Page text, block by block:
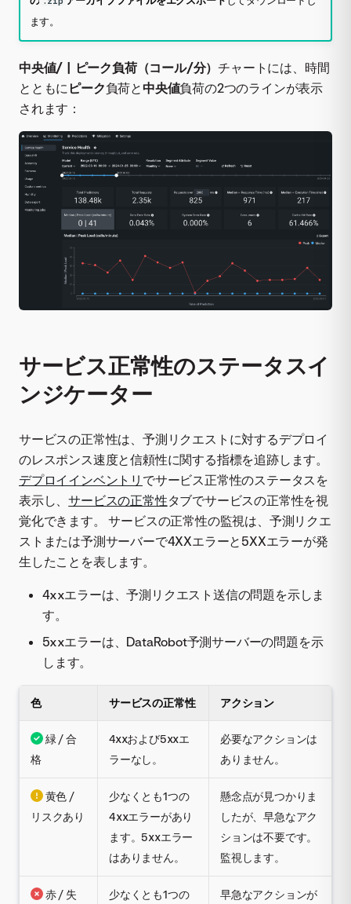
ます。
中央値/ | ピーク負荷（コール/分）チャートには、時間
とともに ピーク負荷と中央値負荷の2つのラインが表示
されます：
サービス正常性のステータスイ
ンジケーター
サービスの正常性は、予測リクエストに対するデプロイ
のレスポンス速度と信頼性に関する指標を追跡します。
デプロイインベントリ でサービス正常性のステータスを
表示し、サービスの正常性タブでサービスの正常性を視
覚化できます。 サービスの正常性の監視は、予測リクエ
ストまたは予測サーバーで4XXエラーと5XXエラーが発
生したことを表します。
4xxエラーは、予測リクエスト送信の問題を示しま
す。
5xxエラーは、DataRobot予測サーバーの問題を示
します。
色 サービスの正常性 アクション
緑 / 合
格
4xxおよび5xxエ
ラーなし。
必要なアクションは
ありません。
黄色 /
リスクあり
少なくとも1つの
4xxエラーがあり
ます。5xxエラー
はありません。
懸念点が見つかりま
したが、早急なアク
ションは不要です。
監視します。
赤 / 失 少なくとも1つの 早急なアクションが